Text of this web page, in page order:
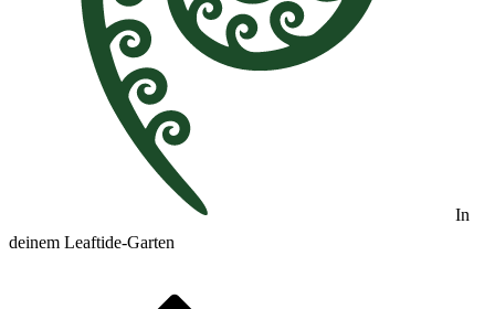
In
deinem Leaftide-Garten